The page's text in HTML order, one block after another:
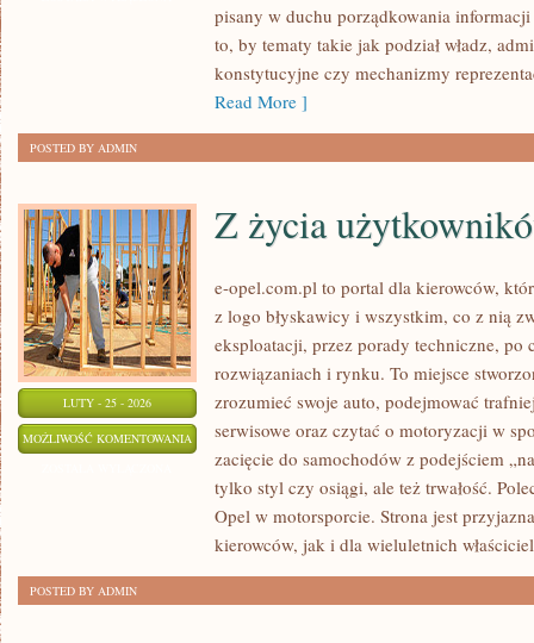
KAMPANIE
pisany w duchu porządkowania informacji
to, by tematy takie jak podział władz,
konstytucyjne czy mechanizmy
Read More ]
POSTED BY ADMIN
LUTY - 25 - 2026
MOŻLIWOŚĆ KOMENTOWANIA
ŻYCIA
UŻYTKOWNIKÓW
Z życia
e-opel.com.pl to portal dla kierowców,
z logo błyskawicy i wszystkim, co z nią
eksploatacji, przez porady techniczne, po
rozwiązaniach i rynku. To miejsce
zrozumieć swoje auto, podejmować
serwisowe oraz czytać o motoryzacji w
zacięcie do samochodów z podejściem
tylko styl czy osiągi, ale też trwałość.
Opel w motorsporcie. Strona jest
kierowców, jak i dla wieluletnich
POSTED BY ADMIN